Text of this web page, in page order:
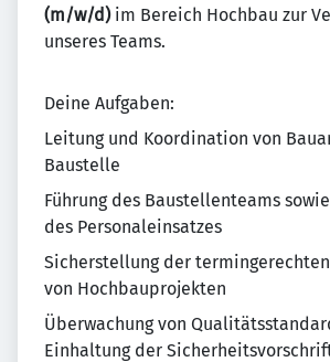
(m/w/d)im Bereich Hochbau zur
unseres Teams.
Deine Aufgaben:
Leitung und Koordination von
Baustelle
Führung des Baustellenteams
des Personaleinsatzes
Sicherstellung der
von Hochbauprojekten
Überwachung von
Einhaltung der